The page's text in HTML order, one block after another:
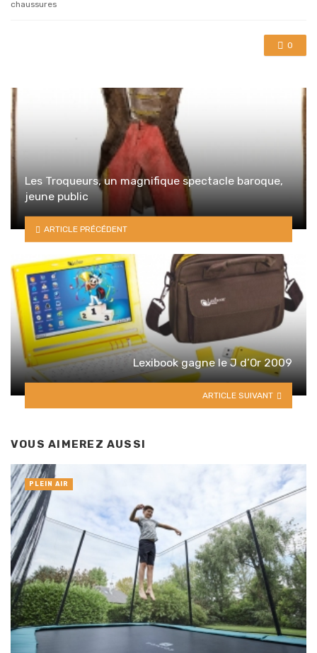
chaussures
0
Les Troqueurs, un magnifique spectacle baroque,
jeune public
ARTICLE PRÉCÉDENT
Lexibook gagne le J d’Or 2009
ARTICLE SUIVANT
VOUS AIMEREZ AUSSI
PLEIN AIR